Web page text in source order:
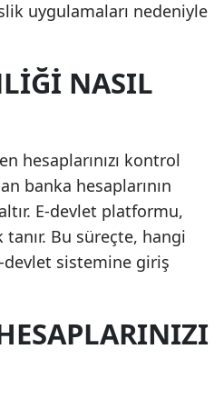
uygulamaları nedeniyle
NASIL
hesaplarınızı kontrol
banka hesaplarının
E-devlet platformu,
Bu süreçte, hangi
devlet sistemine giriş